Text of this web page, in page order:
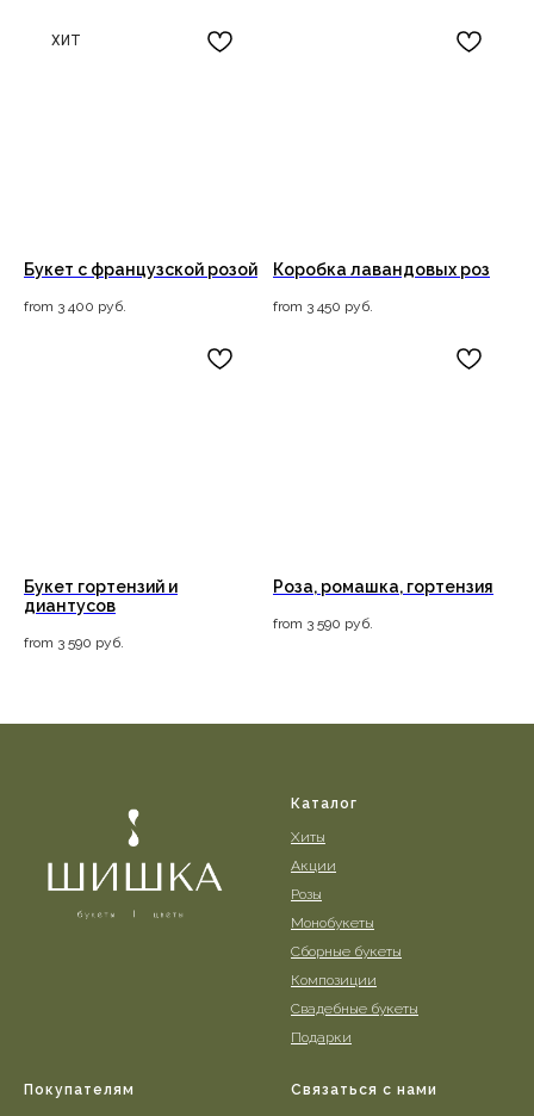
ХИТ
Букет с французской розой
from 3 400 руб.
Коробка лавандовых роз
from 3 450 руб.
Букет гортензий и
диантусов
from 3 590 руб.
Роза, ромашка, гортензия
from 3 590 руб.
Каталог
Хиты
Акции
Розы
Монобукеты
Сборные букеты
Композиции
Свадебные букеты
Подарки
Покупателям
Связаться с нами